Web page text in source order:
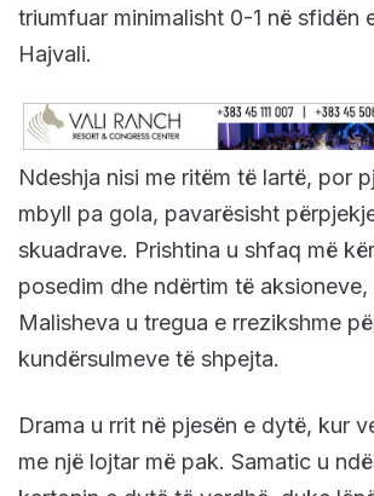
triumfuar minimalisht 0-1 në sfidën
Hajvali.
Ndeshja nisi me ritëm të lartë, por
mbyll pa gola, pavarësisht
skuadrave. Prishtina u shfaq më
posedim dhe ndërtim të aksioneve,
Malisheva u tregua e rrezikshme
kundërsulmeve të shpejta.
Drama u rrit në pjesën e dytë, kur
me një lojtar më pak. Samatic u